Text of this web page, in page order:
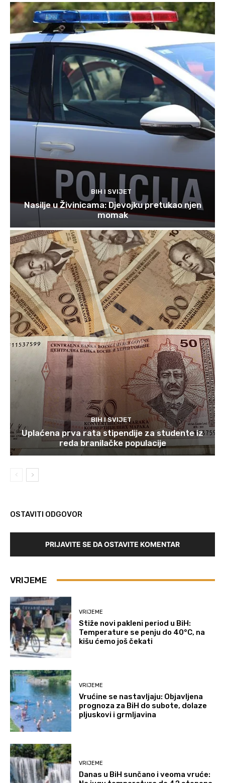
BIH I SVIJET
Nasilje u Živinicama: Djevojku pretukao njen
momak
BIH I SVIJET
Uplaćena prva rata stipendije za studente iz
reda branilačke populacije
OSTAVITI ODGOVOR
PRIJAVITE SE DA OSTAVITE KOMENTAR
VRIJEME
VRIJEME
Stiže novi pakleni period u BiH:
Temperature se penju do 40°C, na
kišu ćemo još čekati
VRIJEME
Vrućine se nastavljaju: Objavljena
prognoza za BiH do subote, dolaze
pljuskovi i grmljavina
VRIJEME
Danas u BiH sunčano i veoma vruće: